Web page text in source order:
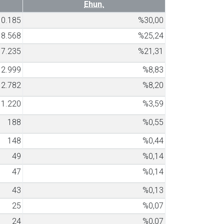
Ehun.
%30,00
8.568
%25,24
7.235
%21,31
2.999
%8,83
2.782
%8,20
1.220
%3,59
188
%0,55
148
%0,44
49
%0,14
47
%0,14
43
%0,13
25
%0,07
24
%0,07